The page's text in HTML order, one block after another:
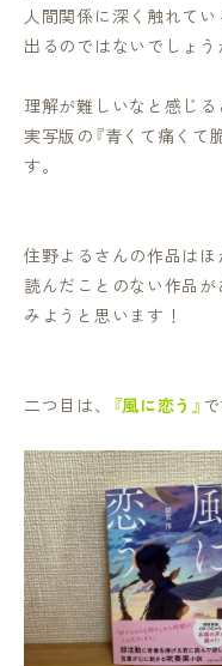
人間関係に深く触れて
出るのではないでしょう
理解が難しいなと感じる
実写版の『青くて痛くて
す。
住野よるさんの作品はほ
読んだことのない作品
みようと思います！
二つ目は、 『風に恋う』